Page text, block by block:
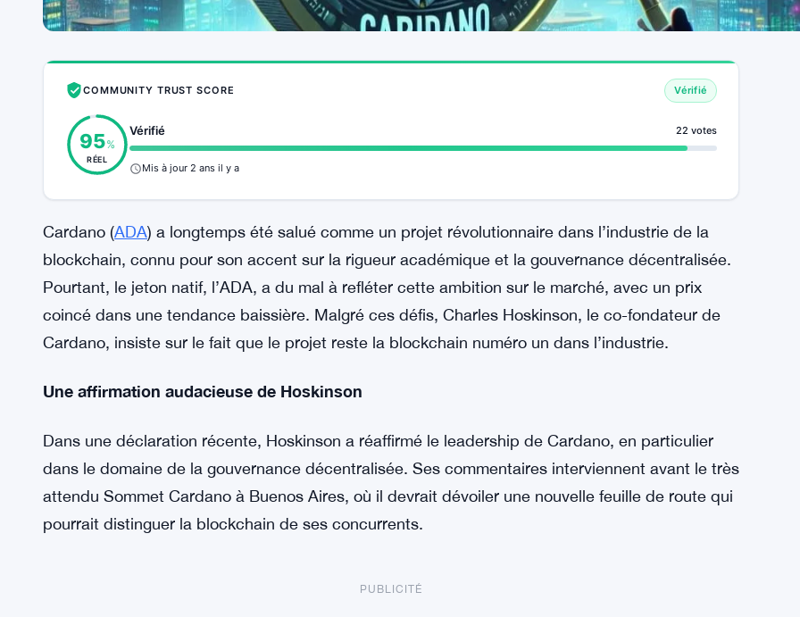
COMMUNITY TRUST SCORE Vérifié
95%
RÉEL
Vérifié 22 votes
Mis à jour 2 ans il y a
Cardano (ADA) a longtemps été salué comme un projet révolutionnaire dans l’industrie de la
blockchain, connu pour son accent sur la rigueur académique et la gouvernance décentralisée.
Pourtant, le jeton natif, l’ADA, a du mal à refléter cette ambition sur le marché, avec un prix
coincé dans une tendance baissière. Malgré ces défis, Charles Hoskinson, le co-fondateur de
Cardano, insiste sur le fait que le projet reste la blockchain numéro un dans l’industrie.
Une affirmation audacieuse de Hoskinson
Dans une déclaration récente, Hoskinson a réaffirmé le leadership de Cardano, en particulier
dans le domaine de la gouvernance décentralisée. Ses commentaires interviennent avant le très
attendu Sommet Cardano à Buenos Aires, où il devrait dévoiler une nouvelle feuille de route qui
pourrait distinguer la blockchain de ses concurrents.
PUBLICITÉ